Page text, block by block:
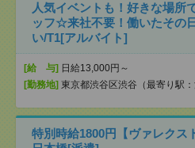
人気イベントも！好きな場所
ッフ☆来社不要！働いたその
い/T1[アルバイト]
[給 与] 日給13,000円～
[勤務地] 東京都渋谷区渋谷（最寄り駅：
特別時給1800円【ヴァレク